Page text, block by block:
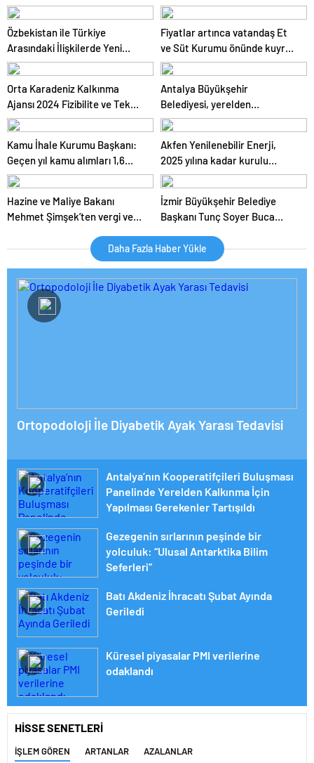
Forumu’nda yeşil dönüşüm ve
dijitalleşme vurgusu yapıldı
Özbekistan ile Türkiye
Arasındaki İlişkilerde Yeni
Dönem
Fiyatlar artınca vatandaş Et
ve Süt Kurumu önünde kuyruk
oldu
Orta Karadeniz Kalkınma
Ajansı 2024 Fizibilite ve Teknik
Destek Programlarını İlan Etti
Antalya Büyükşehir
Belediyesi, yerelden
kalkınmada model oluyor
Kamu İhale Kurumu Başkanı:
Geçen yıl kamu alımları 1,6
trilyon liraya ulaştı
Akfen Yenilenebilir Enerji,
2025 yılına kadar kurulu
gücünü 1200 megavata
çıkarmayı hedefliyor
Hazine ve Maliye Bakanı
Mehmet Şimşek’ten vergi ve
İzmir Büyükşehir Belediye
Başkanı Tunç Soyer Buca
inceledi
Daha Fazla Haber Yükle
Ortopodoloji İle Diyabetik Ayak Yarası Tedavisi
Antalya’nın Kooperatifçileri Buluşması
Panelinde Yerelden Kalkınma İçin
Yapılması Gerekenler Tartışıldı
Gezegenin sırlarının peşinde bir
yolculuk: “Ulusal Antarktika Bilim
Seferleri”
Batı Akdeniz İhracatı Şubat Ayında
Geriledi
Küresel piyasalar PMI verilerine
odaklandı
HİSSE SENETLERİ
İŞLEM GÖREN ARTANLAR AZALANLAR